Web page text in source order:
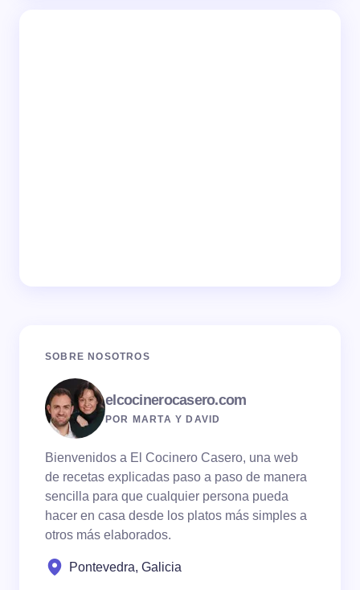
SOBRE NOSOTROS
elcocinerocasero.com
POR MARTA Y DAVID
Bienvenidos a El Cocinero Casero, una web
de recetas explicadas paso a paso de manera
sencilla para que cualquier persona pueda
hacer en casa desde los platos más simples a
otros más elaborados.
Pontevedra, Galicia